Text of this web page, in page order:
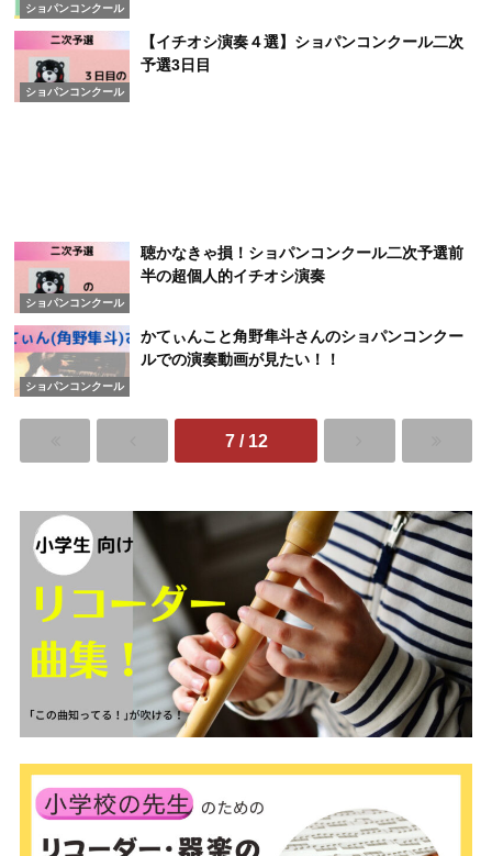
ショパンコンクール
ショパンコンクール
【イチオシ演奏４選】ショパンコンクール二次
予選3日目
ショパンコンクール
聴かなきゃ損！ショパンコンクール二次予選前
半の超個人的イチオシ演奏
ショパンコンクール
かてぃんこと角野隼斗さんのショパンコンクー
ルでの演奏動画が見たい！！
7 / 12